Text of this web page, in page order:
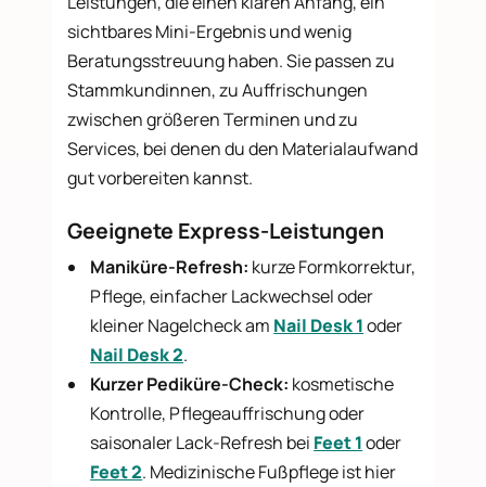
sichtbares Mini-Ergebnis und wenig
Beratungsstreuung haben. Sie passen zu
Stammkundinnen, zu Auffrischungen
zwischen größeren Terminen und zu
Services, bei denen du den Materialaufwand
gut vorbereiten kannst.
Geeignete Express-Leistungen
Maniküre-Refresh: kurze Formkorrektur,
Pflege, einfacher Lackwechsel oder
kleiner Nagelcheck am Nail Desk 1oder
Nail Desk 2.
Kurzer Pediküre-Check: kosmetische
Kontrolle, Pflegeauffrischung oder
saisonaler Lack-Refresh bei Feet 1oder
Feet 2. Medizinische Fußpflege ist hier